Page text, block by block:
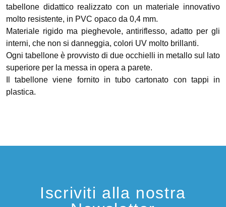
tabellone didattico realizzato con un materiale innovativo
molto resistente, in PVC opaco da 0,4 mm.
Materiale rigido ma pieghevole, antiriflesso, adatto per gli
interni, che non si danneggia, colori UV molto brillanti.
Ogni tabellone è provvisto di due occhielli in metallo sul lato
superiore per la messa in opera a parete.
Il tabellone viene fornito in tubo cartonato con tappi in
plastica.
Iscriviti alla nostra